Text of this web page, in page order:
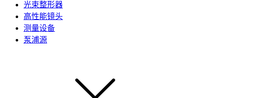
光束整形器
高性能镜头
测量设备
泵浦源